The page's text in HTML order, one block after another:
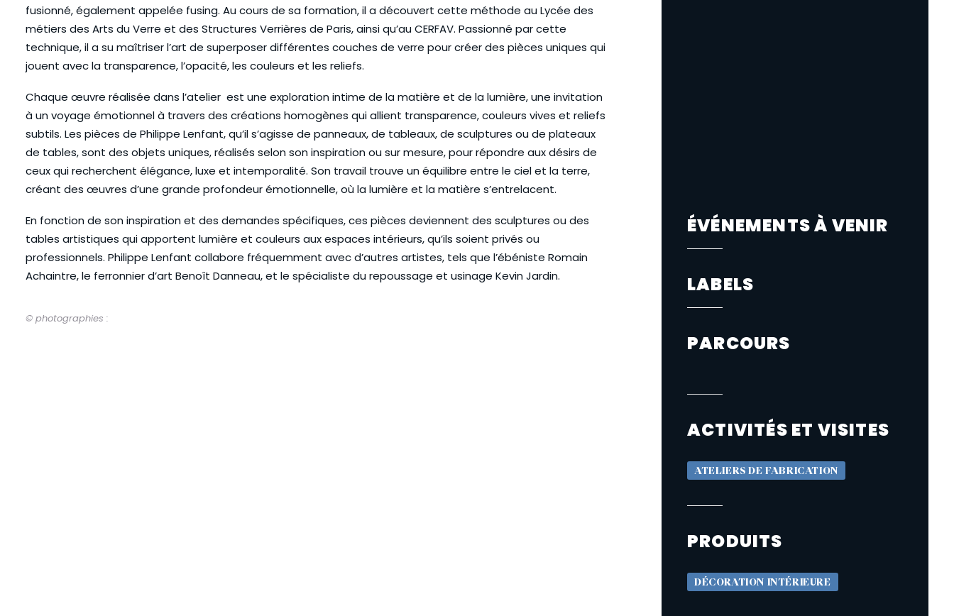
fusionné, également appelée fusing. Au cours de sa formation, il a découvert cette méthode au Lycée des
métiers des Arts du Verre et des Structures Verrières de Paris, ainsi qu’au CERFAV. Passionné par cette
technique, il a su maîtriser l’art de superposer différentes couches de verre pour créer des pièces uniques qui
jouent avec la transparence, l’opacité, les couleurs et les reliefs.
Chaque œuvre réalisée dans l’atelier est une exploration intime de la matière et de la lumière, une invitation
à un voyage émotionnel à travers des créations homogènes qui allient transparence, couleurs vives et reliefs
subtils. Les pièces de Philippe Lenfant, qu’il s’agisse de panneaux, de tableaux, de sculptures ou de plateaux
de tables, sont des objets uniques, réalisés selon son inspiration ou sur mesure, pour répondre aux désirs de
ceux qui recherchent élégance, luxe et intemporalité. Son travail trouve un équilibre entre le ciel et la terre,
créant des œuvres d’une grande profondeur émotionnelle, où la lumière et la matière s’entrelacent.
En fonction de son inspiration et des demandes spécifiques, ces pièces deviennent des sculptures ou des
tables artistiques qui apportent lumière et couleurs aux espaces intérieurs, qu’ils soient privés ou
professionnels. Philippe Lenfant collabore fréquemment avec d’autres artistes, tels que l’ébéniste Romain
Achaintre, le ferronnier d’art Benoît Danneau, et le spécialiste du repoussage et usinage Kevin Jardin.
© photographies :
ÉVÉNEMENTS À VENIR
LABELS
PARCOURS
ACTIVITÉS ET VISITES
ATELIERS DE FABRICATION
PRODUITS
DÉCORATION INTÉRIEURE